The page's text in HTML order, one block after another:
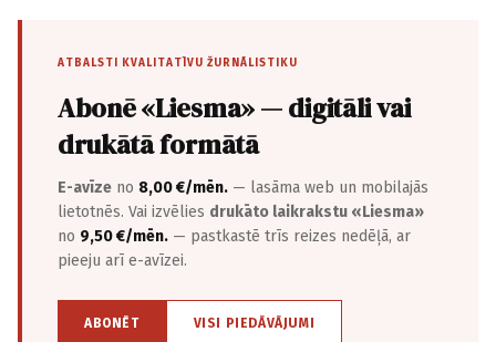
ATBALSTI KVALITATĪVU ŽURNĀLISTIKU
Abonē «Liesma» — digitāli vai
drukātā formātā
E-avīze no 8,00 €/mēn. — lasāma web un mobilajās
lietotnēs. Vai izvēlies drukāto laikrakstu «Liesma»
no 9,50 €/mēn. — pastkastē trīs reizes nedēļā, ar
pieeju arī e-avīzei.
ABONĒT VISI PIEDĀVĀJUMI